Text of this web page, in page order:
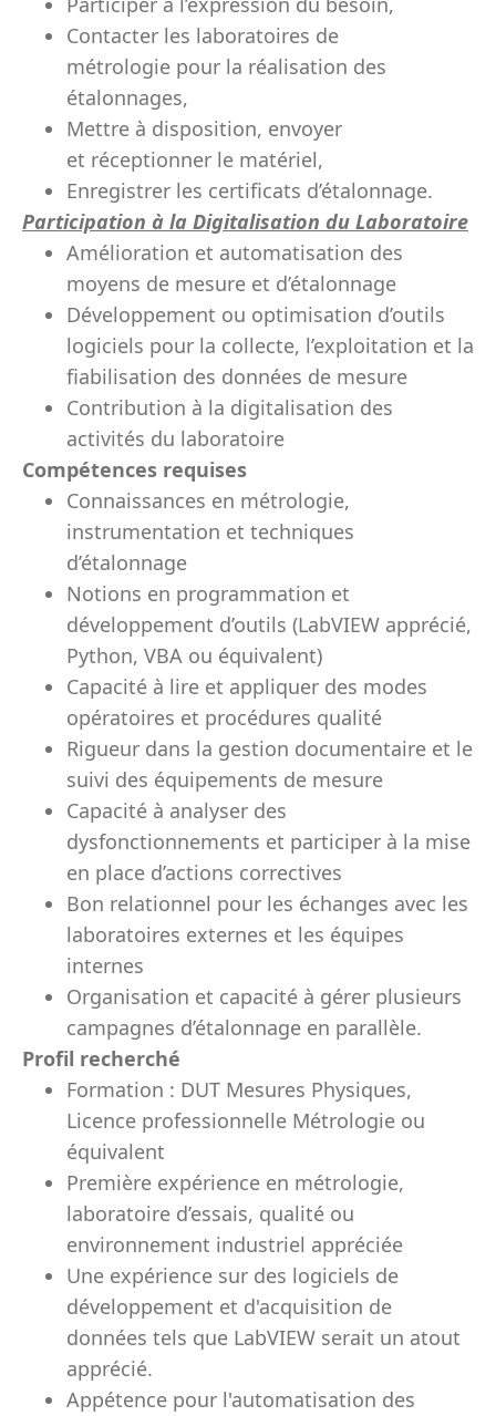
Contacter les laboratoires de
métrologie pour la réalisation des
étalonnages,
Mettre à disposition, envoyer
et réceptionner le matériel,
Enregistrer les certificats d’étalonnage.
Participation à la Digitalisation du Laboratoire
Amélioration et automatisation des
moyens de mesure et d’étalonnage
Développement ou optimisation d’outils
logiciels pour la collecte, l’exploitation et la
fiabilisation des données de mesure
Contribution à la digitalisation des
activités du laboratoire
Compétences requises
Connaissances en métrologie,
instrumentation et techniques
d’étalonnage
Notions en programmation et
développement d’outils (LabVIEW apprécié,
Python, VBA ou équivalent)
Capacité à lire et appliquer des modes
opératoires et procédures qualité
Rigueur dans la gestion documentaire et le
suivi des équipements de mesure
Capacité à analyser des
dysfonctionnements et participer à la mise
en place d’actions correctives
Bon relationnel pour les échanges avec les
laboratoires externes et les équipes
internes
Organisation et capacité à gérer plusieurs
campagnes d’étalonnage en parallèle.
Profil recherché
Formation : DUT Mesures Physiques,
Licence professionnelle Métrologie ou
équivalent
Première expérience en métrologie,
laboratoire d’essais, qualité ou
environnement industriel appréciée
Une expérience sur des logiciels de
développement et d'acquisition de
données tels que LabVIEW serait un atout
apprécié.
Appétence pour l'automatisation des